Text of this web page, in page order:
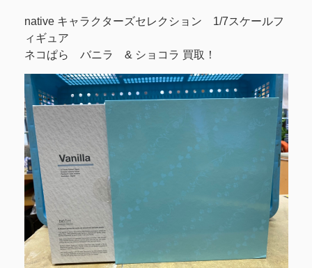
native キャラクターズセレクション 1/7スケールフ
ィギュア
ネコぱら バニラ & ショコラ 買取！